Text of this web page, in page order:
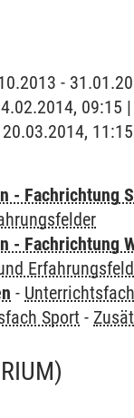
-
09:15
- Fachrichtung
- Fachrichtung
-
Sport -